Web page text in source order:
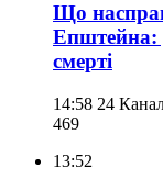
Що
Епштейна:
смерті
14:58 24
469
13:52